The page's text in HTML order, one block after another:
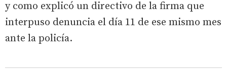
y como explicó un directivo de la firma que
interpuso denuncia el día 11 de ese mismo mes
ante la policía.